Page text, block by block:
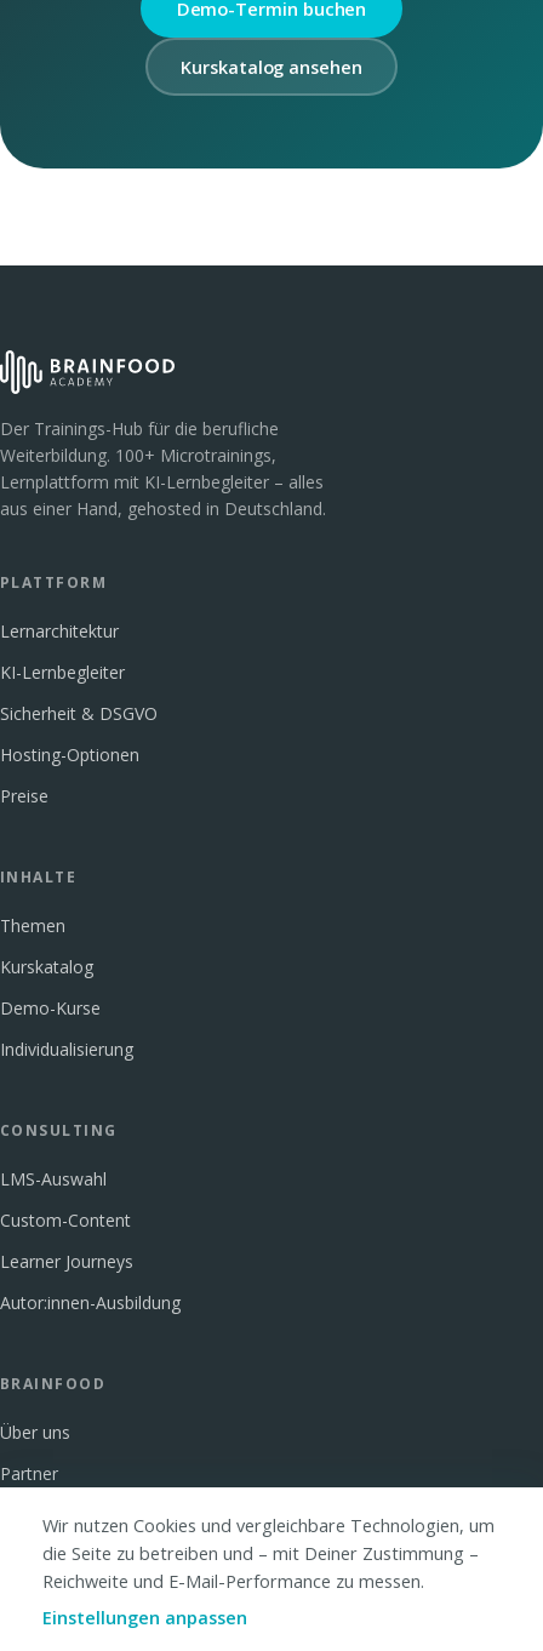
Demo-Termin buchen
Kurskatalog ansehen
Der Trainings-Hub für die berufliche
Weiterbildung. 100+ Microtrainings,
Lernplattform mit KI-Lernbegleiter – alles
aus einer Hand, gehosted in Deutschland.
PLATTFORM
Lernarchitektur
KI-Lernbegleiter
Sicherheit & DSGVO
Hosting-Optionen
Preise
INHALTE
Themen
Kurskatalog
Demo-Kurse
Individualisierung
CONSULTING
LMS-Auswahl
Custom-Content
Learner Journeys
Autor:innen-Ausbildung
BRAINFOOD
Über uns
Partner
GlossarWir nutzen Cookies und vergleichbare Technologien, um
die Seite zu betreiben und – mit Deiner Zustimmung –
Reichweite und E-Mail-Performance zu messen.
Einstellungen anpassen